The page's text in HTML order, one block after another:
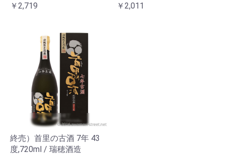
￥2,719
￥2,011
終売）首里の古酒 7年 43
度,720ml / 瑞穂酒造